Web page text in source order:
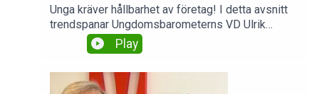
Unga kräver hållbarhet av företag! I detta avsnitt
trendspanar Ungdomsbarometerns VD Ulrik
Simonsson kring vad unga tycker och tänker kring
hållbarhet och företagens ansvar. Spaningen
innehåller även insikter i hur unga vill bli
informerade, att det är stor skillnad mellan tjejer
Play